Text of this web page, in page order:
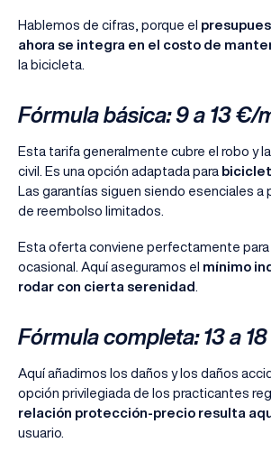
Hablemos de cifras, porque el
ahora se integra en el costo de
la bicicleta.
Fórmula básica: 9 a 13 €/
Esta tarifa generalmente cubre el robo y
civil. Es una opción adaptada para
Las garantías siguen siendo esenciales a
de reembolso limitados.
Esta oferta conviene perfectamente para
ocasional. Aquí aseguramos el mínimo
rodar con cierta serenidad .
Fórmula completa: 13 a
Aquí añadimos los daños y los daños
opción privilegiada de los practicantes
relación protección-precio resulta
usuario.